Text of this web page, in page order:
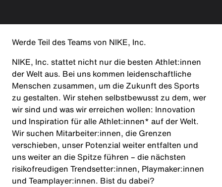
Werde Teil des Teams von NIKE, Inc.
NIKE, Inc. stattet nicht nur die besten Athlet:innen
der Welt aus. Bei uns kommen leidenschaftliche
Menschen zusammen, um die Zukunft des Sports
zu gestalten. Wir stehen selbstbewusst zu dem, wer
wir sind und was wir erreichen wollen: Innovation
und Inspiration für alle Athlet:innen* auf der Welt.
Wir suchen Mitarbeiter:innen, die Grenzen
verschieben, unser Potenzial weiter entfalten und
uns weiter an die Spitze führen – die nächsten
risikofreudigen Trendsetter:innen, Playmaker:innen
und Teamplayer:innen. Bist du dabei?